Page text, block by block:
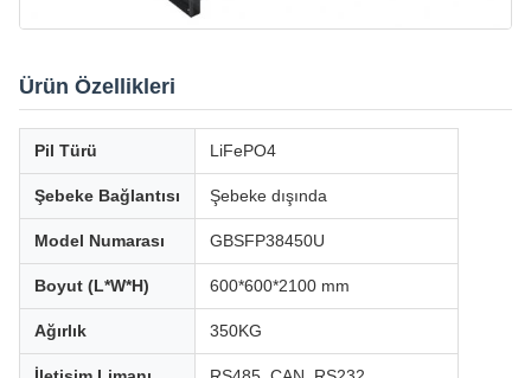
Ürün Özellikleri
Pil Türü LiFePO4
Şebeke Bağlantısı Şebeke dışında
Model Numarası GBSFP38450U
Boyut (L*W*H) 600*600*2100 mm
Ağırlık 350KG